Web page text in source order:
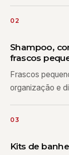
02
Shampoo,
frascos
Frascos
organização e
03
Kits de